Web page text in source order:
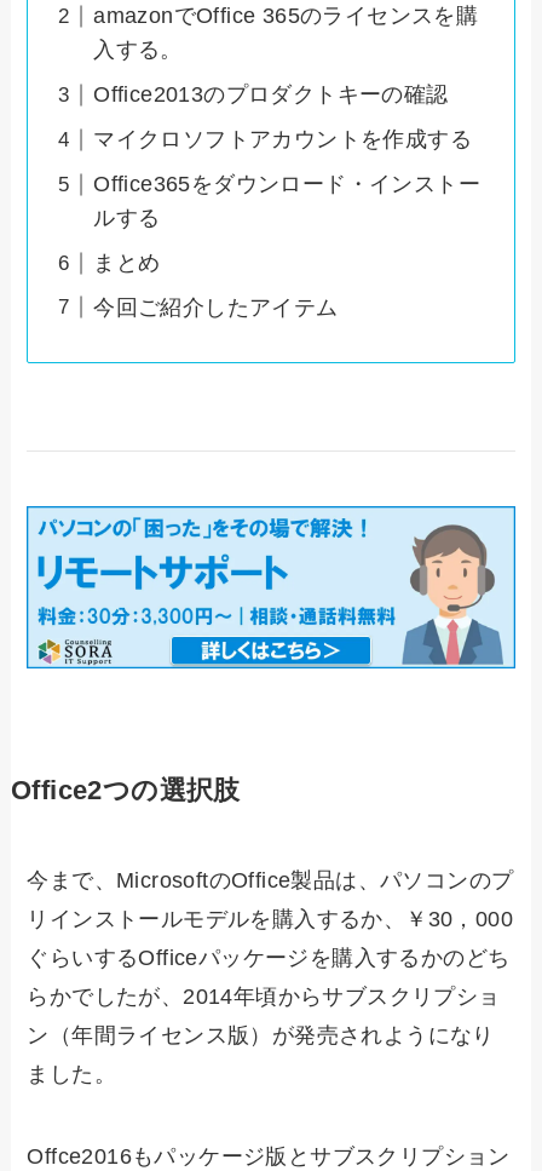
amazonでOffice 365のライセンスを購
入する。
Office2013のプロダクトキーの確認
マイクロソフトアカウントを作成する
Office365をダウンロード・インストー
ルする
まとめ
今回ご紹介したアイテム
Office2つの選択肢
今まで、MicrosoftのOffice製品は、パソコンのプ
リインストールモデルを購入するか、￥30，000
ぐらいするOfficeパッケージを購入するかのどち
らかでしたが、2014年頃からサブスクリプショ
ン（年間ライセンス版）が発売されようになり
ました。
Offce2016もパッケージ版とサブスクリプション